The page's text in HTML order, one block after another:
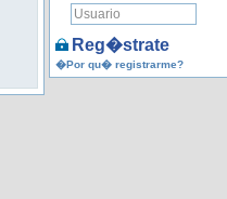
Reg�strate
�Por qu� registrarme?